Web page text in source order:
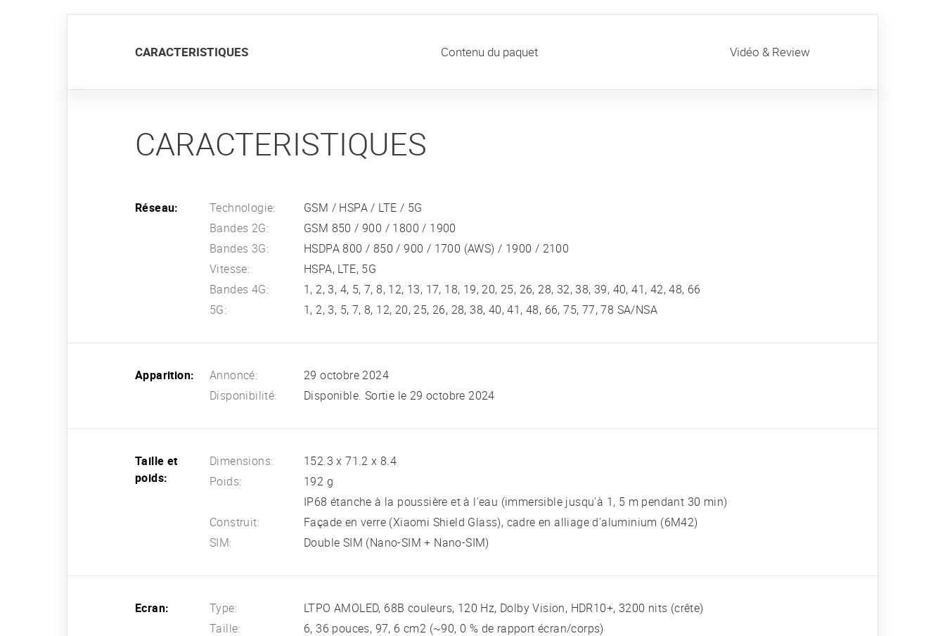
CARACTERISTIQUES Contenu du paquet Vidéo & Review
CARACTERISTIQUES
Réseau: Technologie:
GSM / HSPA / LTE / 5G
Bandes 2G:
GSM 850 / 900 / 1800 / 1900
Bandes 3G:
HSDPA 800 / 850 / 900 / 1700 (AWS) / 1900 / 2100
Vitesse:
HSPA, LTE, 5G
Bandes 4G:
1, 2, 3, 4, 5, 7, 8, 12, 13, 17, 18, 19, 20, 25, 26, 28, 32, 38, 39, 40, 41, 42, 48, 66
5G:
1, 2, 3, 5, 7, 8, 12, 20, 25, 26, 28, 38, 40, 41, 48, 66, 75, 77, 78 SA/NSA
Apparition: Annoncé:
29 octobre 2024
Disponibilité:
Disponible. Sortie le 29 octobre 2024
Taille et
poids:
Dimensions:
152.3 x 71.2 x 8.4
Poids:
192 g
IP68 étanche à la poussière et à l'eau (immersible jusqu'à 1, 5 m pendant 30 min)
Construit:
Façade en verre (Xiaomi Shield Glass), cadre en alliage d'aluminium (6M42)
SIM:
Double SIM (Nano-SIM + Nano-SIM)
Ecran: Type:
LTPO AMOLED, 68B couleurs, 120 Hz, Dolby Vision, HDR10+, 3200 nits (crête)
Taille:
6, 36 pouces, 97, 6 cm2 (~90, 0 % de rapport écran/corps)